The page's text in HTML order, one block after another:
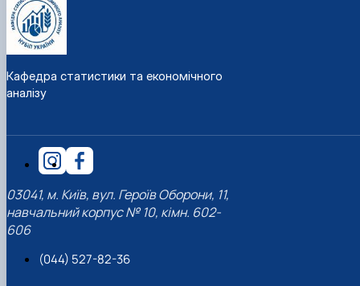
Кафедра статистики та економічного
аналізу
03041, м. Київ, вул. Героїв Оборони, 11,
навчальний корпус № 10, кімн. 602-
606
(044) 527-82-36